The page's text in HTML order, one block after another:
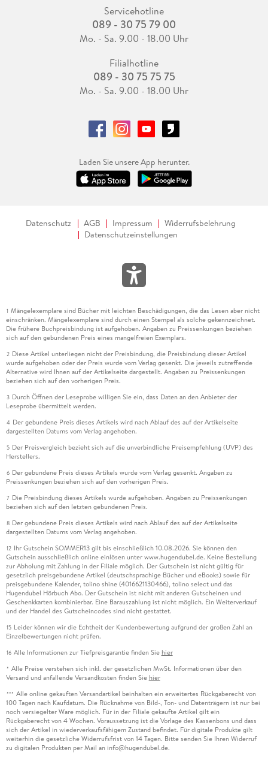
Servicehotline
089 - 30 75 79 00
Mo. - Sa. 9.00 - 18.00 Uhr
Filialhotline
089 - 30 75 75 75
Mo. - Sa. 9.00 - 18.00 Uhr
Laden Sie unsere App herunter.
Datenschutz AGB Impressum
Widerrufsbelehrung
Datenschutzeinstellungen
1 Mängelexemplare sind Bücher mit leichten Beschädigungen, die das Lesen aber nicht
einschränken. Mängelexemplare sind durch einen Stempel als solche gekennzeichnet.
Die frühere Buchpreisbindung ist aufgehoben. Angaben zu Preissenkungen beziehen
sich auf den gebundenen Preis eines mangelfreien Exemplars.
2 Diese Artikel unterliegen nicht der Preisbindung, die Preisbindung dieser Artikel
wurde aufgehoben oder der Preis wurde vom Verlag gesenkt. Die jeweils zutreffende
Alternative wird Ihnen auf der Artikelseite dargestellt. Angaben zu Preissenkungen
beziehen sich auf den vorherigen Preis.
3 Durch Öffnen der Leseprobe willigen Sie ein, dass Daten an den Anbieter der
Leseprobe übermittelt werden.
4 Der gebundene Preis dieses Artikels wird nach Ablauf des auf der Artikelseite
dargestellten Datums vom Verlag angehoben.
5 Der Preisvergleich bezieht sich auf die unverbindliche Preisempfehlung (UVP) des
Herstellers.
6 Der gebundene Preis dieses Artikels wurde vom Verlag gesenkt. Angaben zu
Preissenkungen beziehen sich auf den vorherigen Preis.
7 Die Preisbindung dieses Artikels wurde aufgehoben. Angaben zu Preissenkungen
beziehen sich auf den letzten gebundenen Preis.
8 Der gebundene Preis dieses Artikels wird nach Ablauf des auf der Artikelseite
dargestellten Datums vom Verlag angehoben.
12 Ihr Gutschein SOMMER13 gilt bis einschließlich 10.08.2026. Sie können den
Gutschein ausschließlich online einlösen unter www.hugendubel.de. Keine Bestellung
zur Abholung mit Zahlung in der Filiale möglich. Der Gutschein ist nicht gültig für
gesetzlich preisgebundene Artikel (deutschsprachige Bücher und eBooks) sowie für
preisgebundene Kalender, tolino shine (4016621130466), tolino select und das
Hugendubel Hörbuch Abo. Der Gutschein ist nicht mit anderen Gutscheinen und
Geschenkkarten kombinierbar. Eine Barauszahlung ist nicht möglich. Ein Weiterverkauf
und der Handel des Gutscheincodes sind nicht gestattet.
15 Leider können wir die Echtheit der Kundenbewertung aufgrund der großen Zahl an
Einzelbewertungen nicht prüfen.
16 Alle Informationen zur Tiefpreisgarantie finden Sie hier
* Alle Preise verstehen sich inkl. der gesetzlichen MwSt. Informationen über den
Versand und anfallende Versandkosten finden Sie hier
*** Alle online gekauften Versandartikel beinhalten ein erweitertes Rückgaberecht von
100 Tagen nach Kaufdatum. Die Rücknahme von Bild-, Ton- und Datenträgern ist nur bei
noch versiegelter Ware möglich. Für in der Filiale gekaufte Artikel gilt ein
Rückgaberecht von 4 Wochen. Voraussetzung ist die Vorlage des Kassenbons und dass
sich der Artikel in wiederverkaufsfähigem Zustand befindet. Für digitale Produkte gilt
weiterhin die gesetzliche Widerrufsfrist von 14 Tagen. Bitte senden Sie Ihren Widerruf
zu digitalen Produkten per Mail an info@hugendubel.de.